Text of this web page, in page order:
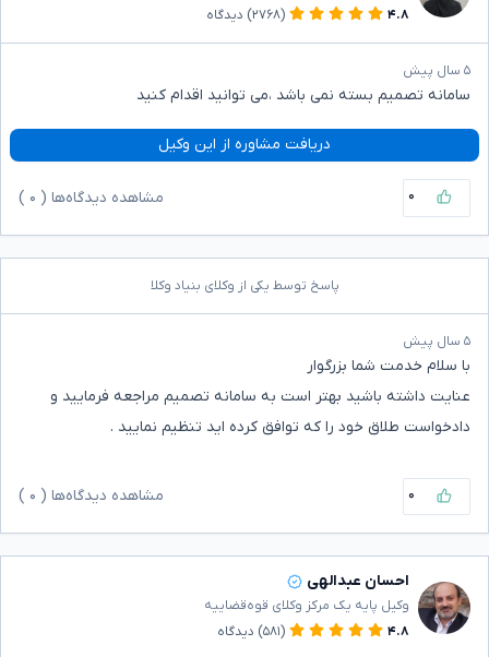
۴.۸
(۲۷۶۸) دیدگاه
۵ سال پیش
سامانه تصمیم بسته نمی باشد ،می توانید اقدام کنید
دریافت مشاوره از این وکیل
۰ مشاهده دیدگاه‌ها ( ۰
پاسخ توسط یکی از وکلای بنیاد وکلا
۵ سال پیش
با سلام خدمت شما بزرگوار
عنایت داشته باشید بهتر است به سامانه تصمیم مراجعه فرمایید و
دادخواست طلاق خود را که توافق کرده اید تنظیم نمایید .
۰ مشاهده دیدگاه‌ها ( ۰
احسان عبدالهی
وکیل پایه یک مرکز وکلای قوه‌قضاییه
۴.۸
(۵۸۱) دیدگاه